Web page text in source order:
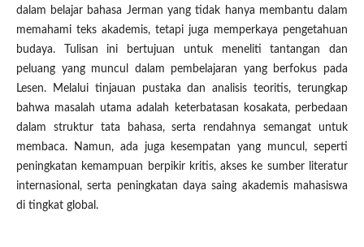
dalam belajar bahasa Jerman yang tidak hanya membantu dalam
memahami teks akademis, tetapi juga memperkaya pengetahuan
budaya. Tulisan ini bertujuan untuk meneliti tantangan dan
peluang yang muncul dalam pembelajaran yang berfokus pada
Lesen. Melalui tinjauan pustaka dan analisis teoritis, terungkap
bahwa masalah utama adalah keterbatasan kosakata, perbedaan
dalam struktur tata bahasa, serta rendahnya semangat untuk
membaca. Namun, ada juga kesempatan yang muncul, seperti
peningkatan kemampuan berpikir kritis, akses ke sumber literatur
internasional, serta peningkatan daya saing akademis mahasiswa
di tingkat global.